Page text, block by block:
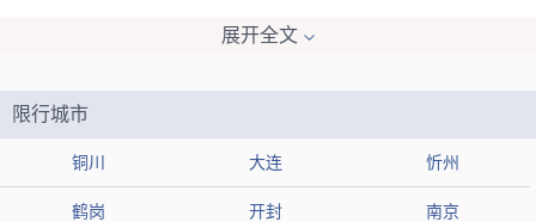
展开全文
限行城市
铜川 大连 忻州
鹤岗 开封 南京